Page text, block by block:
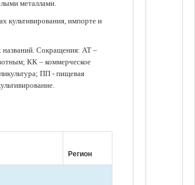
металлами.
культивирования, импорте и
названий. Сокращения: АТ –
КК – коммерческое
ПП - пищевая
Регион